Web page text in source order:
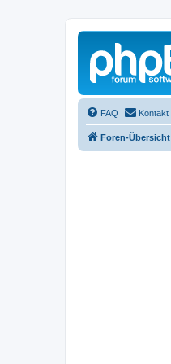
FAQ Kontakt
Foren-Übersicht